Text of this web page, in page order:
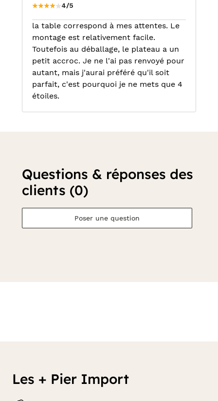
4/5
la table correspond à mes attentes. Le
montage est relativement facile.
Toutefois au déballage, le plateau a un
petit accroc. Je ne l'ai pas renvoyé pour
autant, mais j'aurai préféré qu'il soit
parfait, c'est pourquoi je ne mets que 4
étoiles.
Questions & réponses des
clients (0)
Poser une question
Les + Pier Import